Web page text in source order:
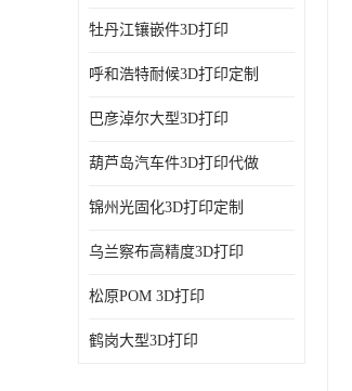
牡丹江镶嵌件3D打印
呼和浩特耐候3D打印定制
巴彦淖尔大型3D打印
葫芦岛汽车件3D打印代做
锦州光固化3D打印定制
乌兰察布高精度3D打印
松原POM 3D打印
鹤岗大型3D打印